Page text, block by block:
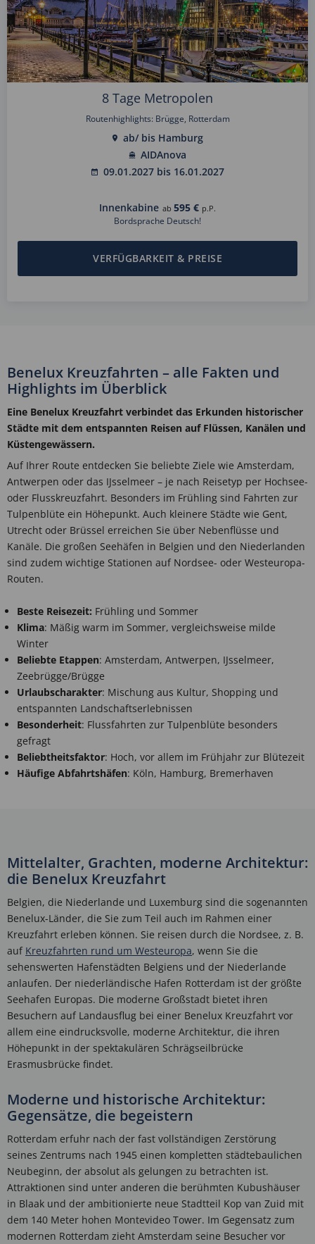
8 Tage Metropolen
Routenhighlights: Brügge, Rotterdam
ab/ bis Hamburg
AIDAnova
09.01.2027 bis 16.01.2027
Innenkabine ab 595 € p.P.
Bordsprache Deutsch!
VERFÜGBARKEIT & PREISE
Benelux Kreuzfahrten – alle Fakten und
Highlights im Überblick
Eine Benelux Kreuzfahrt verbindet das Erkunden historischer
Städte mit dem entspannten Reisen auf Flüssen, Kanälen und
Küstengewässern.
Auf Ihrer Route entdecken Sie beliebte Ziele wie Amsterdam,
Antwerpen oder das IJsselmeer – je nach Reisetyp per Hochsee-
oder Flusskreuzfahrt. Besonders im Frühling sind Fahrten zur
Tulpenblüte ein Höhepunkt. Auch kleinere Städte wie Gent,
Utrecht oder Brüssel erreichen Sie über Nebenflüsse und
Kanäle. Die großen Seehäfen in Belgien und den Niederlanden
sind zudem wichtige Stationen auf Nordsee- oder Westeuropa-
Routen.
Beste Reisezeit: Frühling und Sommer
Klima: Mäßig warm im Sommer, vergleichsweise milde
Winter
Beliebte Etappen: Amsterdam, Antwerpen, IJsselmeer,
Zeebrügge/Brügge
Urlaubscharakter: Mischung aus Kultur, Shopping und
entspannten Landschaftserlebnissen
Besonderheit: Flussfahrten zur Tulpenblüte besonders
gefragt
Beliebtheitsfaktor: Hoch, vor allem im Frühjahr zur Blütezeit
Häufige Abfahrtshäfen: Köln, Hamburg, Bremerhaven
Mittelalter, Grachten, moderne Architektur:
die Benelux Kreuzfahrt
Belgien, die Niederlande und Luxemburg sind die sogenannten
Benelux-Länder, die Sie zum Teil auch im Rahmen einer
Kreuzfahrt erleben können. Sie reisen durch die Nordsee, z. B.
auf Kreuzfahrten rund um Westeuropa, wenn Sie die
sehenswerten Hafenstädten Belgiens und der Niederlande
anlaufen. Der niederländische Hafen Rotterdam ist der größte
Seehafen Europas. Die moderne Großstadt bietet ihren
Besuchern auf Landausflug bei einer Benelux Kreuzfahrt vor
allem eine eindrucksvolle, moderne Architektur, die ihren
Höhepunkt in der spektakulären Schrägseilbrücke
Erasmusbrücke findet.
Moderne und historische Architektur:
Gegensätze, die begeistern
Rotterdam erfuhr nach der fast vollständigen Zerstörung
seines Zentrums nach 1945 einen kompletten städtebaulichen
Neubeginn, der absolut als gelungen zu betrachten ist.
Attraktionen sind unter anderen die berühmten Kubushäuser
in Blaak und der ambitionierte neue Stadtteil Kop van Zuid mit
dem 140 Meter hohen Montevideo Tower. Im Gegensatz zum
modernen Rotterdam zieht Amsterdam seine Besucher vor